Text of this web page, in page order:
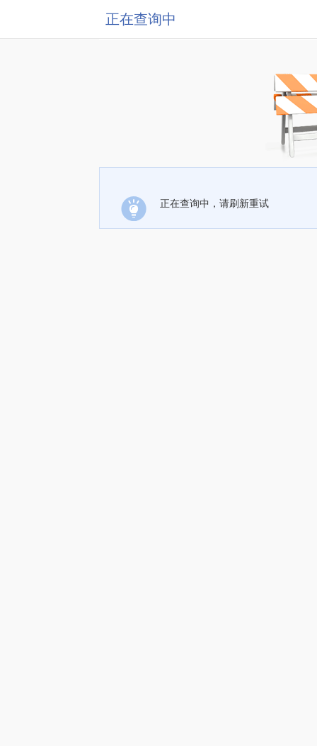
正在查询中
正在查询中，请刷新重试